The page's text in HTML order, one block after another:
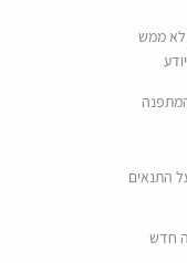
לא ממש
התנאים
חדש